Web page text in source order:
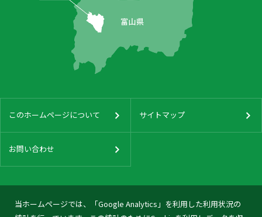
当ホームページでは、「Google Analytics」を利用した利用状況の
このホームページについて サイトマップ
お問い合わせ